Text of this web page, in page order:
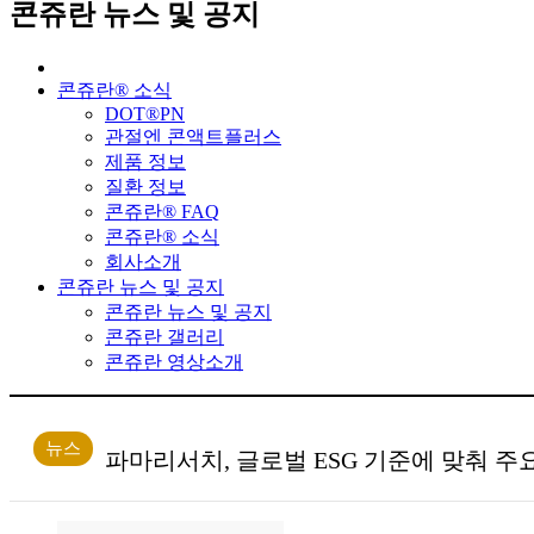
콘쥬란뉴스 및 공지
콘쥬란® 소식
DOT®PN
관절엔 콘액트플러스
제품 정보
질환 정보
콘쥬란® FAQ
콘쥬란® 소식
회사소개
콘쥬란 뉴스 및 공지
콘쥬란 뉴스 및 공지
콘쥬란 갤러리
콘쥬란 영상소개
뉴스 파마리서치, 글로벌 ESG 기준에 맞춰 주